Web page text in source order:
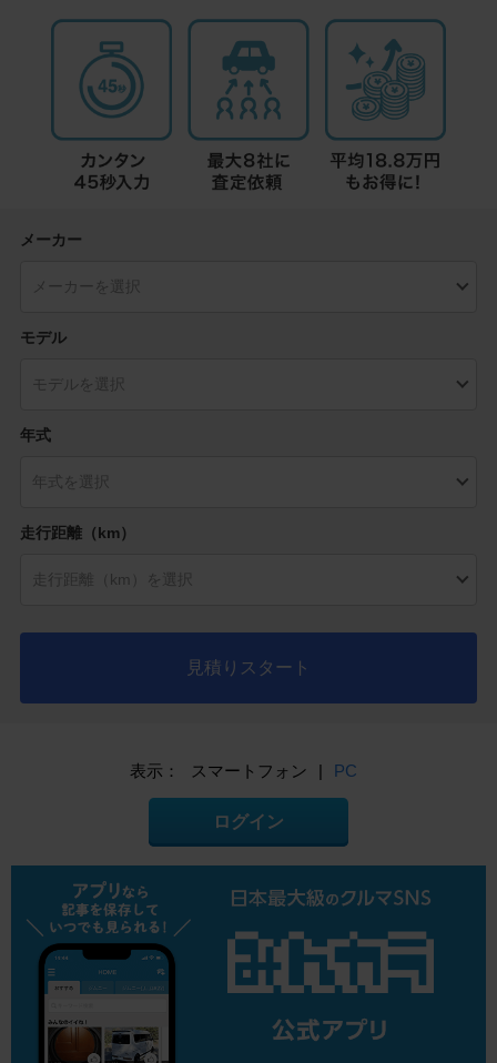
メーカー
モデル
年式
走行距離（km）
見積りスタート
表示： スマートフォン | PC
ログイン